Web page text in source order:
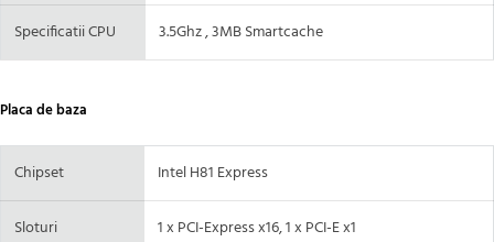
Specificatii CPU 3.5Ghz , 3MB Smartcache
Placa de baza
Chipset Intel H81 Express
Sloturi 1 x PCI-Express x16, 1 x PCI-E x1